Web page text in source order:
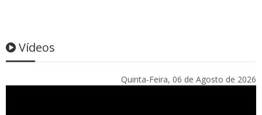
Vídeos
Quinta-Feira, 06 de Agosto de 2026